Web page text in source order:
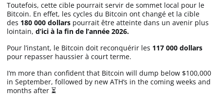
Toutefois, cette cible pourrait servir de sommet local pour le
Bitcoin. En effet, les cycles du Bitcoin ont changé et la cible
des 180 000 dollars pourrait être atteinte dans un avenir plus
lointain, d’ici à la fin de l’année 2026.
Pour l’instant, le Bitcoin doit reconquérir les 117 000 dollars
pour repasser haussier à court terme.
I‘m more than confident that Bitcoin will dump below $100,000
in September, followed by new ATH‘s in the coming weeks and
months after ⏳